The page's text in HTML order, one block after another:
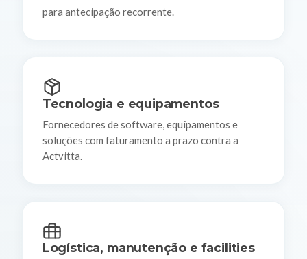
para antecipação recorrente.
Tecnologia e equipamentos
Fornecedores de software, equipamentos e
soluções com faturamento a prazo contra a
Actvitta.
Logística, manutenção e facilities